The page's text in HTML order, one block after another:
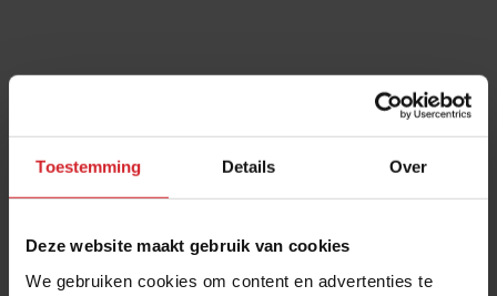
Toestemming Details Over
Deze website maakt gebruik van cookies
We gebruiken cookies om content en advertenties te